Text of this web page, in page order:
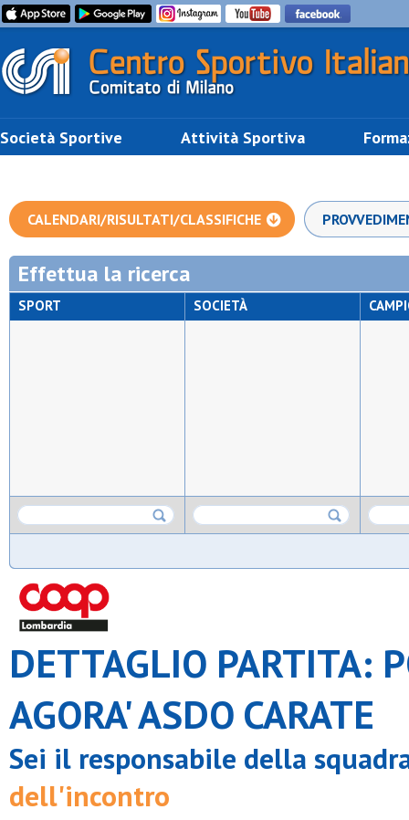
Società Sportive Attività Sportiva
CALENDARI/RISULTATI/CLASSIFICHE
Effettua la ricerca
SPORT SOCIETÀ
DETTAGLIO PARTITA:
AGORA' ASDO CARATE
Sei il responsabile della
dell'incontro